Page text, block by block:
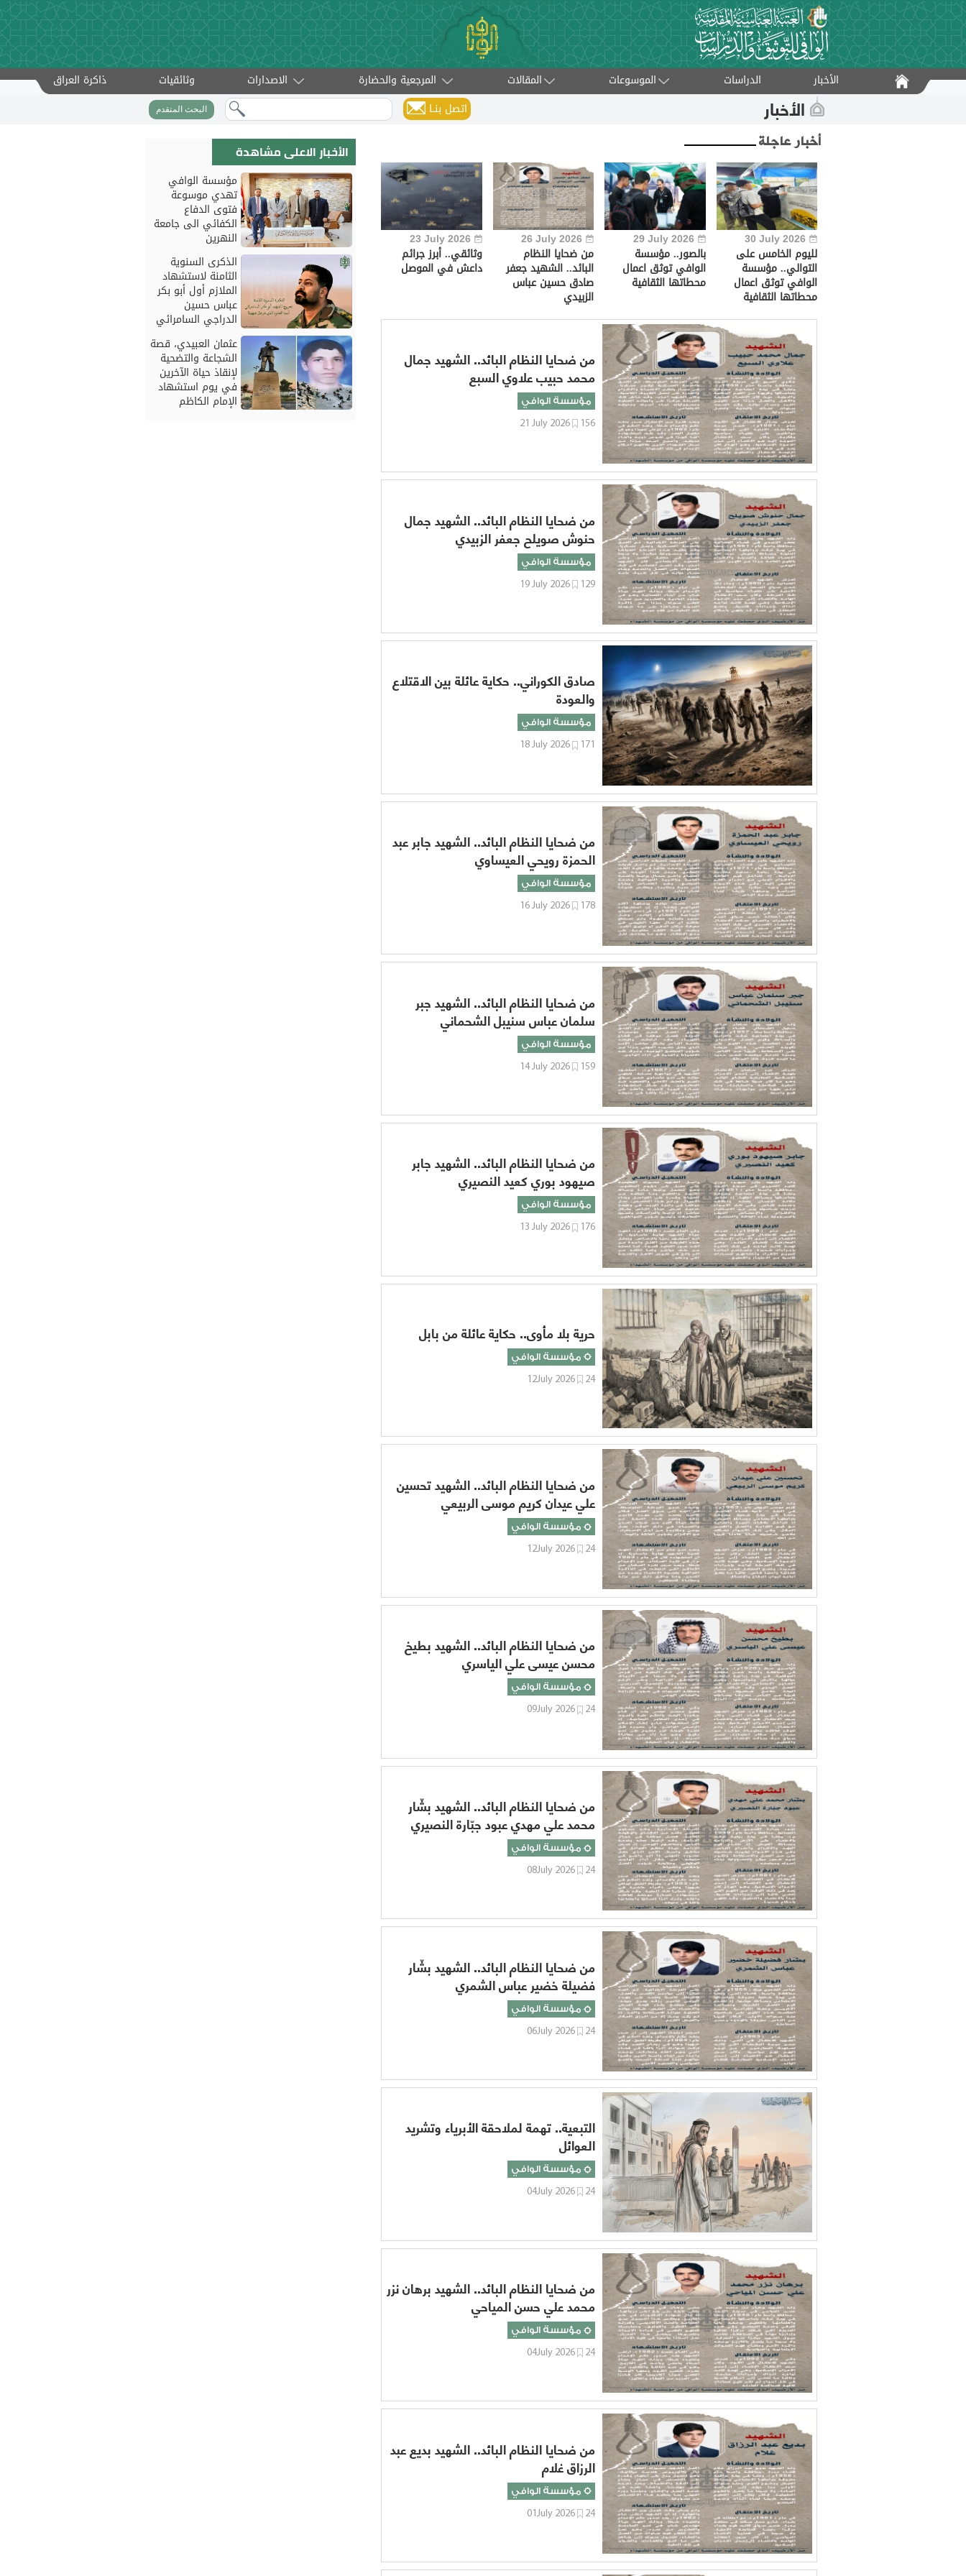
الأخبار الدراسات الموسوعات المقالات المرجعية والحضارة الاصدارات وثائقيات ذاكرة العراق
البحث المتقدم اتصل بنــا الأخبار
أخبار عاجلة
30 July 2026
لليوم الخامس على
التوالي.. مؤسسة
الوافي توثق اعمال
محطاتها الثقافية
29 July 2026
بالصور.. مؤسسة
الوافي توثق اعمال
محطاتها الثقافية
26 July 2026
من ضحايا النظام
البائد.. الشهيد جعفر
صادق حسين عباس
الزبيدي
23 July 2026
وثائقي.. أبرز جرائم
داعش في الموصل
من ضحايا النظام البائد.. الشهيد جمال
محمد حبيب علاوي السبع
مؤسسة الوافي
156
21 July 2026
من ضحايا النظام البائد.. الشهيد جمال
حنوش صويلح جعفر الزبيدي
مؤسسة الوافي
129
19 July 2026
صادق الكوراني.. حكاية عائلة بين الاقتلاع
والعودة
مؤسسة الوافي
171
18 July 2026
من ضحايا النظام البائد.. الشهيد جابر عبد
الحمزة رويحي العيساوي
مؤسسة الوافي
178
16 July 2026
من ضحايا النظام البائد.. الشهيد جبر
سلمان عباس سنيبل الشحماني
مؤسسة الوافي
159
14 July 2026
من ضحايا النظام البائد.. الشهيد جابر
صيهود بوري كعيد النصيري
مؤسسة الوافي
176
13 July 2026
حرية بلا مأوى.. حكاية عائلة من بابل
مؤسسة الوافي
24
12July 2026
من ضحايا النظام البائد.. الشهيد تحسين
علي عيدان كريم موسى الربيعي
مؤسسة الوافي
24
12July 2026
من ضحايا النظام البائد.. الشهيد بطيخ
محسن عيسى علي الياسري
مؤسسة الوافي
24
09July 2026
من ضحايا النظام البائد.. الشهيد بشّار
محمد علي مهدي عبود جبّارة النصيري
مؤسسة الوافي
24
08July 2026
من ضحايا النظام البائد.. الشهيد بشّار
فضيلة خضير عباس الشمري
مؤسسة الوافي
24
06July 2026
التبعية.. تهمة لملاحقة الأبرياء وتشريد
العوائل
مؤسسة الوافي
24
04July 2026
من ضحايا النظام البائد.. الشهيد برهان نزر
محمد علي حسن المياحي
مؤسسة الوافي
24
04July 2026
من ضحايا النظام البائد.. الشهيد بديع عبد
الرزاق غلام
مؤسسة الوافي
24
01July 2026
الأخبار الاعلى مشاهدة
مؤسسة الوافي
تهدي موسوعة
فتوى الدفاع
الكفائي الى جامعة
النهرين
الذكرى السنوية
الثامنة لاستشهاد
الملازم أول أبو بكر
عباس حسين
الدراجي السامرائي
عثمان العبيدي، قصة
الشجاعة والتضحية
لإنقاذ حياة الآخرين
في يوم استشهاد
الإمام الكاظم